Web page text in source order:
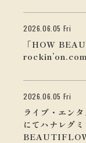
2026.06.05 Fri
「HOW
2026.06.05 Fri
ライブ・エン
にてハナレグ